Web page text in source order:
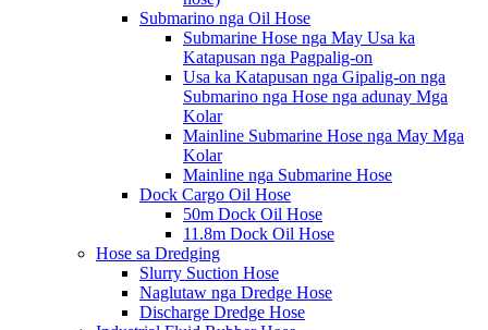
Submarino nga Oil Hose
Submarine Hose nga May Usa ka
Katapusan nga Pagpalig-on
Usa ka Katapusan nga Gipalig-on nga
Submarino nga Hose nga adunay Mga
Kolar
Mainline Submarine Hose nga May Mga
Kolar
Mainline nga Submarine Hose
Dock Cargo Oil Hose
50m Dock Oil Hose
11.8m Dock Oil Hose
Hose sa Dredging
Slurry Suction Hose
Naglutaw nga Dredge Hose
Discharge Dredge Hose